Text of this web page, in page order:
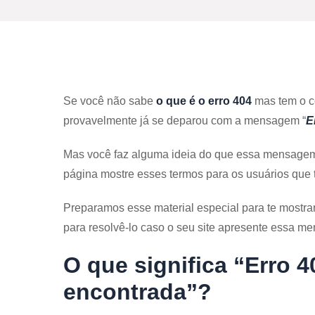
Se você não sabe o que é o erro 404 mas tem o
provavelmente já se deparou com a mensagem “
Mas você faz alguma ideia do que essa
página mostre esses termos para os usuários
Preparamos esse material especial para te
para resolvê-lo caso o seu site apresente essa
O que significa “Erro
encontrada”?